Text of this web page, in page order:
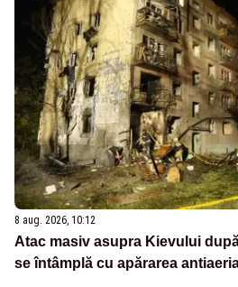
8 aug. 2026, 10:12
Atac masiv asupra Kievului
se întâmplă cu apărarea